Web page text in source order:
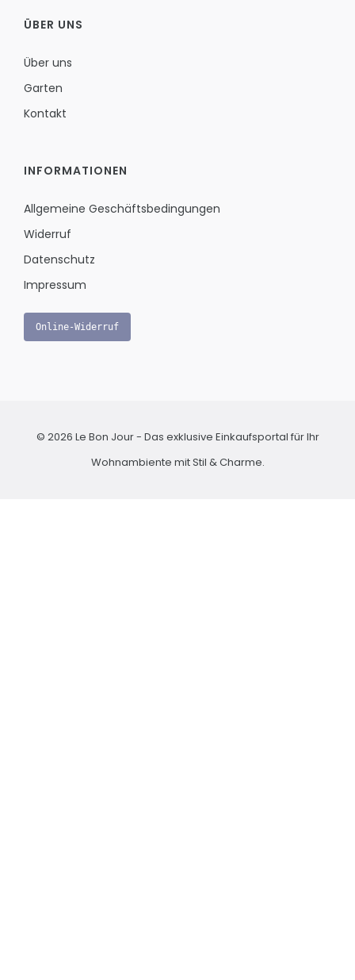
ÜBER UNS
Über uns
Garten
Kontakt
INFORMATIONEN
Allgemeine Geschäftsbedingungen
Widerruf
Datenschutz
Impressum
Online-Widerruf
© 2026 Le Bon Jour - Das exklusive Einkaufsportal für Ihr
Wohnambiente mit Stil & Charme.